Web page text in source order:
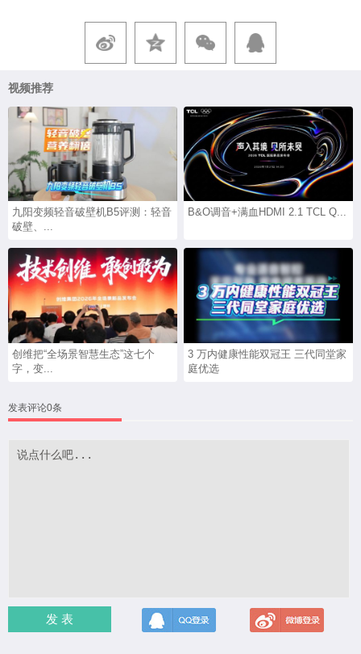
视频推荐
九阳变频轻音破壁机B5评测：轻音
破壁、...
B&O调音+满血HDMI 2.1 TCL Q...
创维把“全场景智慧生态”这七个
字，变...
3 万内健康性能双冠王 三代同堂家
庭优选
发表评论0条
发 表